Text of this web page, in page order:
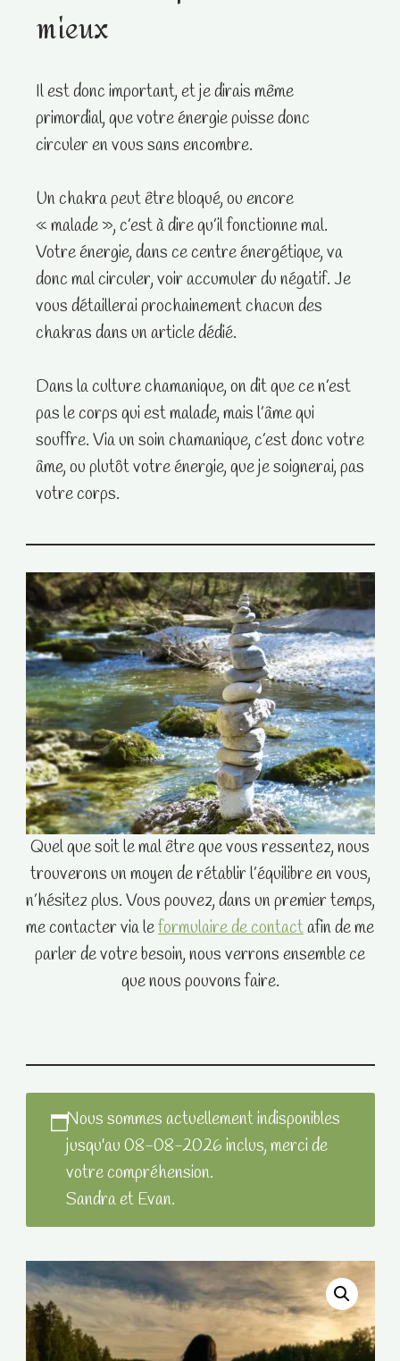
mieux
Il est donc important, et je dirais même
primordial, que votre énergie puisse donc
circuler en vous sans encombre.
Un chakra peut être bloqué, ou encore
« malade », c’est à dire qu’il fonctionne mal.
Votre énergie, dans ce centre énergétique, va
donc mal circuler, voir accumuler du négatif. Je
vous détaillerai prochainement chacun des
chakras dans un article dédié.
Dans la culture chamanique, on dit que ce n’est
pas le corps qui est malade, mais l’âme qui
souffre. Via un soin chamanique, c’est donc votre
âme, ou plutôt votre énergie, que je soignerai, pas
votre corps.
Quel que soit le mal être que vous ressentez, nous
trouverons un moyen de rétablir l’équilibre en vous,
n’hésitez plus. Vous pouvez, dans un premier temps,
me contacter via leformulaire de contactafin de me
parler de votre besoin, nous verrons ensemble ce
que nous pouvons faire.
Nous sommes actuellement indisponibles
jusqu'au 08-08-2026 inclus, merci de
votre compréhension.
Sandra et Evan.